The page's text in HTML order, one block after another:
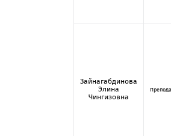
Зайнагабдинова
Элина
Чингизовна